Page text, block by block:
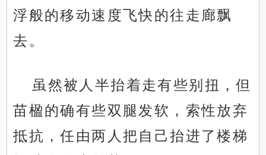
浮般的移动速度飞快的往走廊飘
去。
虽然被人半抬着走有些别扭，但
苗楹的确有些双腿发软，索性放弃
抵抗，任由两人把自己抬进了楼梯